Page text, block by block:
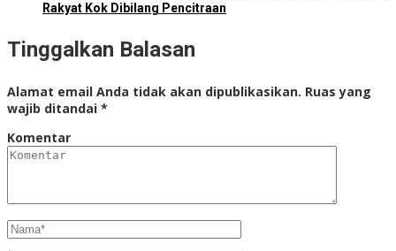
Rakyat Kok Dibilang Pencitraan
Tinggalkan Balasan
Alamat email Anda tidak akan dipublikasikan. Ruas yang
wajib ditandai *
Komentar